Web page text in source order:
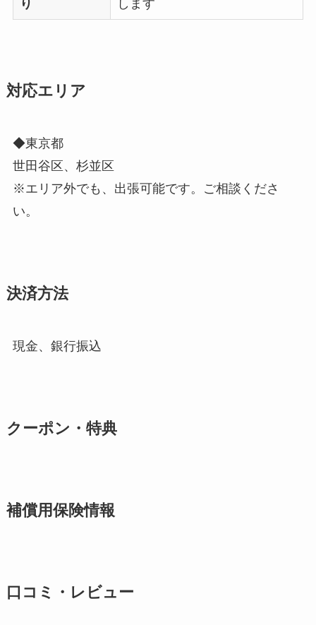
り します
対応エリア
◆東京都
世田谷区、杉並区
※エリア外でも、出張可能です。ご相談くださ
い。
決済方法
現金、銀行振込
クーポン・特典
補償用保険情報
口コミ・レビュー